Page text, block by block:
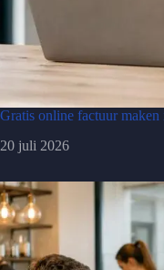
Gratis online factuur maken
20 juli 2026